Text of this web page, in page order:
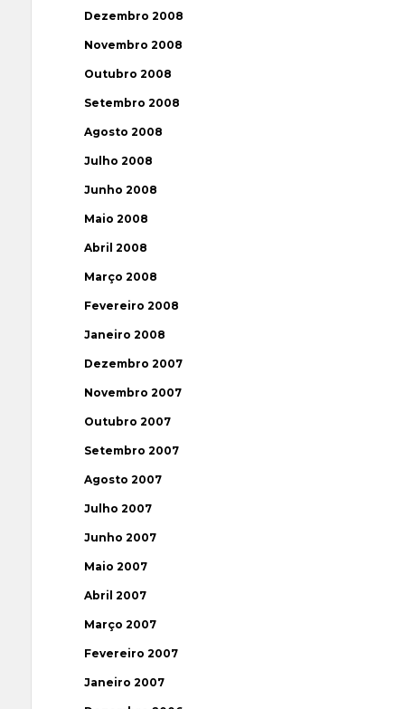
Dezembro 2008
Novembro 2008
Outubro 2008
Setembro 2008
Agosto 2008
Julho 2008
Junho 2008
Maio 2008
Abril 2008
Março 2008
Fevereiro 2008
Janeiro 2008
Dezembro 2007
Novembro 2007
Outubro 2007
Setembro 2007
Agosto 2007
Julho 2007
Junho 2007
Maio 2007
Abril 2007
Março 2007
Fevereiro 2007
Janeiro 2007